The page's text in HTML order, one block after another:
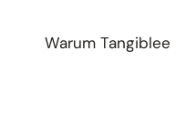
Warum Tangiblee